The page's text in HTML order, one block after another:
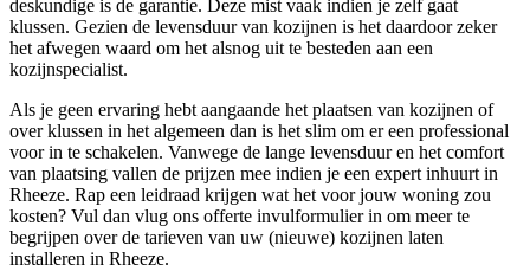
deskundige is de garantie. Deze mist vaak indien je zelf gaat
klussen. Gezien de levensduur van kozijnen is het daardoor zeker
het afwegen waard om het alsnog uit te besteden aan een
kozijnspecialist.
Als je geen ervaring hebt aangaande het plaatsen van kozijnen of
over klussen in het algemeen dan is het slim om er een professional
voor in te schakelen. Vanwege de lange levensduur en het comfort
van plaatsing vallen de prijzen mee indien je een expert inhuurt in
Rheeze. Rap een leidraad krijgen wat het voor jouw woning zou
kosten? Vul dan vlug ons offerte invulformulier in om meer te
begrijpen over de tarieven van uw (nieuwe) kozijnen laten
installeren in Rheeze.